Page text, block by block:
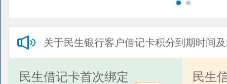
关于民生银行客户借记卡积分到期时间
公告
民生借记卡首次绑定
民生